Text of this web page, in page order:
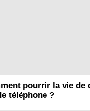
pourrir la vie de
téléphone ?